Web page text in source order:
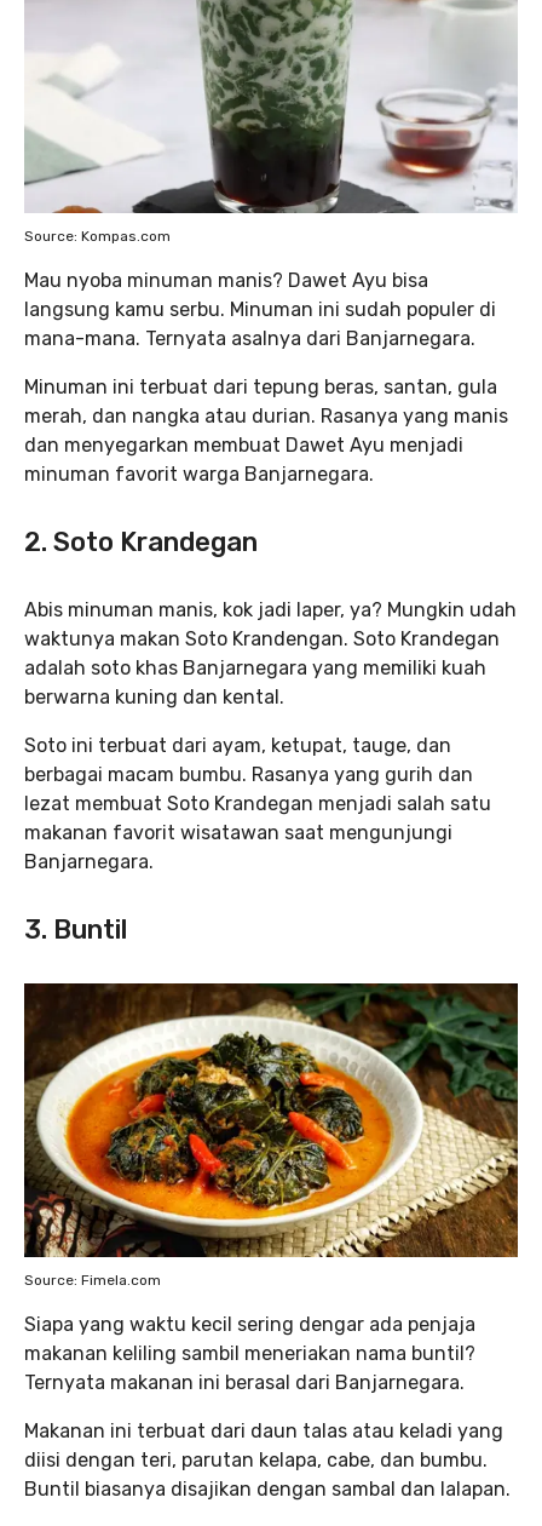
Source: Kompas.com
Mau nyoba minuman manis? Dawet Ayu bisa
langsung kamu serbu. Minuman ini sudah populer di
mana-mana. Ternyata asalnya dari Banjarnegara.
Minuman ini terbuat dari tepung beras, santan, gula
merah, dan nangka atau durian. Rasanya yang manis
dan menyegarkan membuat Dawet Ayu menjadi
minuman favorit warga Banjarnegara.
2. Soto Krandegan
Abis minuman manis, kok jadi laper, ya? Mungkin udah
waktunya makan Soto Krandengan. Soto Krandegan
adalah soto khas Banjarnegara yang memiliki kuah
berwarna kuning dan kental.
Soto ini terbuat dari ayam, ketupat, tauge, dan
berbagai macam bumbu. Rasanya yang gurih dan
lezat membuat Soto Krandegan menjadi salah satu
makanan favorit wisatawan saat mengunjungi
Banjarnegara.
3. Buntil
Source: Fimela.com
Siapa yang waktu kecil sering dengar ada penjaja
makanan keliling sambil meneriakan nama buntil?
Ternyata makanan ini berasal dari Banjarnegara.
Makanan ini terbuat dari daun talas atau keladi yang
diisi dengan teri, parutan kelapa, cabe, dan bumbu.
Buntil biasanya disajikan dengan sambal dan lalapan.